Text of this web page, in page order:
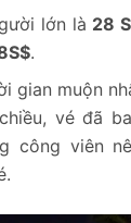
lớn là 28
.
gian muộn
vé đã
công viên